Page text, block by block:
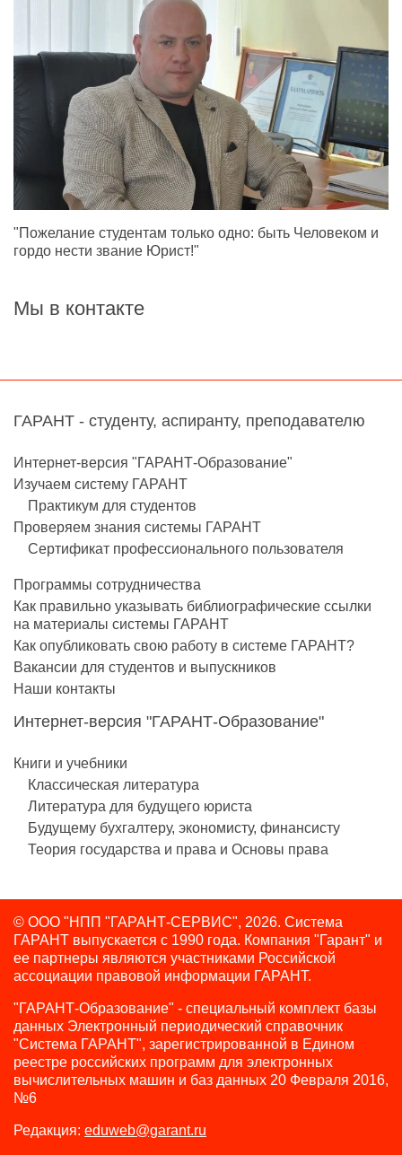
"Пожелание студентам только одно: быть Человеком и
гордо нести звание Юрист!"
Мы в контакте
ГАРАНТ - студенту, аспиранту, преподавателю
Интернет-версия "ГАРАНТ-Образование"
Изучаем систему ГАРАНТ
Практикум для студентов
Проверяем знания системы ГАРАНТ
Сертификат профессионального пользователя
Программы сотрудничества
Как правильно указывать библиографические ссылки
на материалы системы ГАРАНТ
Как опубликовать свою работу в системе ГАРАНТ?
Вакансии для студентов и выпускников
Наши контакты
Интернет-версия "ГАРАНТ-Образование"
Книги и учебники
Классическая литература
Литература для будущего юриста
Будущему бухгалтеру, экономисту, финансисту
Теория государства и права и Основы права
© ООО "НПП "ГАРАНТ-СЕРВИС", 2026. Система
ГАРАНТ выпускается с 1990 года. Компания "Гарант" и
ее партнеры являются участниками Российской
ассоциации правовой информации ГАРАНТ.
"ГАРАНТ-Образование" - специальный комплект базы
данных Электронный периодический справочник
"Система ГАРАНТ", зарегистрированной в Едином
реестре российских программ для электронных
вычислительных машин и баз данных 20 Февраля 2016,
№6
Редакция: eduweb@garant.ru